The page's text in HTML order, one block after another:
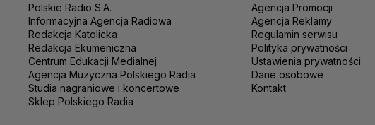
Polskie Radio S.A.
Informacyjna Agencja Radiowa
Redakcja Katolicka
Redakcja Ekumeniczna
Centrum Edukacji Medialnej
Agencja Muzyczna Polskiego Radia
Studia nagraniowe i koncertowe
Sklep Polskiego Radia
Agencja Promocji
Agencja Reklamy
Regulamin serwisu
Polityka prywatności
Ustawienia prywatności
Dane osobowe
Kontakt